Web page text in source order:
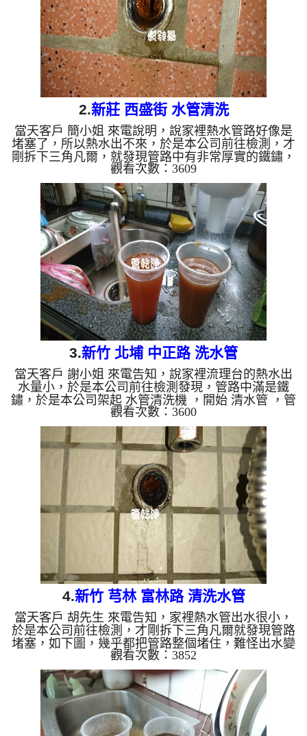
2.新莊 西盛街 水管清洗
當天客戶 簡小姐 來電說明，說家裡熱水管路好像是
堵塞了，所以熱水出不來，於是本公司前往檢測，才
剛拆下三角凡爾，就發現管路中有非常厚實的鐵鏽，
如下圖，於是本公司架起 水管清洗機 ，開始 清水管
，管路不斷噴出 銹水 ，如下影片， 水管清洗 過程約
三個多小時，管路裡的鐵鏽終於清洗乾淨，客戶終於
可以好好用水了。 清洗水管,水管清洗, 洗水管, 熱水
管堵塞, 熱水忽冷忽熱 ...
觀看次數：3609
3.新竹 北埔 中正路 洗水管
當天客戶 謝小姐 來電告知，說家裡流理台的熱水出
水量小，於是本公司前往檢測發現，管路中滿是鐵
鏽，於是本公司架起 水管清洗機 ，開始 清水管 ，管
路不斷噴出 鐵銹水 ，如下影片， 水管清洗 過程約兩
個多小時，管路裡的鐵鏽總算清洗乾淨，客戶終於可
以正常用水了。 清洗水管,水管清洗, 洗水管, 熱水管
堵塞, 熱水忽冷忽熱 ...
觀看次數：3600
4.新竹 芎林 富林路 清洗水管
當天客戶 胡先生 來電告知，家裡熱水管出水很小，
於是本公司前往檢測，才剛拆下三角凡爾就發現管路
堵塞，如下圖，幾乎都把管路整個堵住，難怪出水變
小，於是本公司架起 水管清洗機 ，開始 清水管 ，管
路不斷噴出泥水，如下影片， 水管清洗 過程管路一
直堵住，本公司採用特殊工法來 清水管，過程 約兩
個多小時，管路裡的鐵鏽總算清洗乾淨，客戶終於可
以正常洗澡了。 清洗水管,水管清洗, 洗水管, 熱水管
堵塞, 熱水忽冷忽熱 ...
觀看次數：3852